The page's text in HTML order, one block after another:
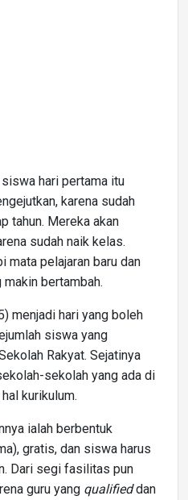
hari pertama itu
karena sudah
tahun. Mereka akan
sudah naik kelas.
mata pelajaran baru dan
bertambah.
menjadi hari yang boleh
siswa yang
Rakyat. Sejatinya
sekolah yang ada di
kurikulum.
ialah berbentuk
gratis, dan siswa harus
Dari segi fasilitas pun
guru yang qualifieddan